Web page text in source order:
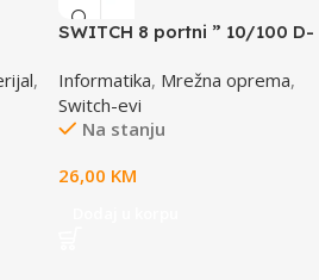
,
SWITCH 8 portni ” 10/100 D-
Informatika, Mrežna oprema,
Switch-evi
Na stanju
26,00 KM